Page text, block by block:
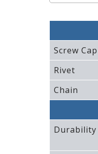
Screw Cap
Rivet
Chain
Durability